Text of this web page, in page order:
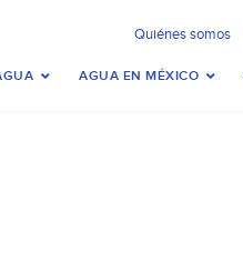
Quiénes somos
AGUA EN MÉXICO